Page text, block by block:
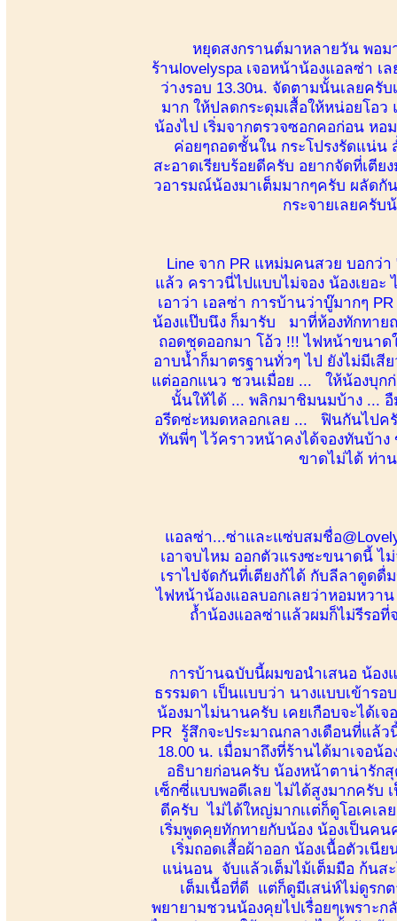
หยุดสงกรานต์มาหลายวัน พอม
ร้านlovelyspa เจอหน้าน้องแอลซ่า
ว่างรอบ 13.30น. จัดตามนั้นเลยครั
มาก ให้ปลดกระดุมเสื้อให้หน่อยโอ
น้องไป เริ่มจากตรวจซอกคอก่อน หอ
ค่อยๆถอดชั้นใน กระโปรงรัดแน่น
สะอาดเรียบร้อยดีครับ อยากจัดที่เตี
วอารมณ์น้องมาเต็มมากๆครับ ผลัดกั
กระจายเลยครับ
Line จาก PR แหม่มคนสวย บอกว่า
แล้ว คราวนี่ไปแบบไม่จอง น้องเยอะ
เอาว่า เอลซ่า การบ้านว่าบู๊มากๆ
น้องแป๊บนึง ก็มารับ มาที่ห้องทักทาย
ถอดชุดออกมา โอ้ว !!! ไฟหน้าขนา
อาบน้ำก็มาตรฐานทั่วๆ ไป ยังไม่มีเ
แต่ออกแนว ชวนเมื่อย ... ให้น้องบุกก่
นั้นให้ได้ ... พลิกมาชิมนมบ้าง ...
อรีดซ่ะหมดหลอกเลย ... ฟินกันไปครั
ทันพี่ๆ ไว้คราวหน้าคงได้จองทันบ้า
ขาดไม่ได้ ท่า
แอลซ่า...ซ่าและแซ่บสมชื่อ
เอาจบไหม ออกตัวแรงซะขนาดนี้ ไ
เราไปจัดกันที่เตียงก้ได้ กับลีลาดูดดื่
ไฟหน้าน้องแอลบอกเลยว่าหอมหวา
ถ้ำน้องแอลซ่าแล้วผมก็ไม่รีรอที่
การบ้านฉบับนี้ผมขอนำเสนอ น้อง
ธรรมดา เป็นแบบว่า นางแบบเข้าร
น้องมาไม่นานครับ เคยเกือบจะได้เ
PR รู้สึกจะประมาณกลางเดือนที่แล้ว
18.00 น. เมื่อมาถึงที่ร้านได้มาเจอ
อธิบายก่อนครับ น้องหน้าตาน่ารัก
เซ็กซี่แบบพอดีเลย ไม่ได้สูงมากครับ
ดีครับ ไม่ได้ใหญ่มากเเต่ก็ดูโอเคเ
เริ่มพูดคุยทักทายกับน้อง น้องเป็นค
เริ่มถอดเสื้อผ้าออก น้องเนื้อตัวเ
แน่นอน จับแล้วเต็มไม้เต็มมือ ก้นส
เต็มเนื้อที่ดี แต่ก็ดูมีเสน่ห์ไม่ดูรก
พยายามชวนน้องคุยไปเรื่อยๆเพราะ